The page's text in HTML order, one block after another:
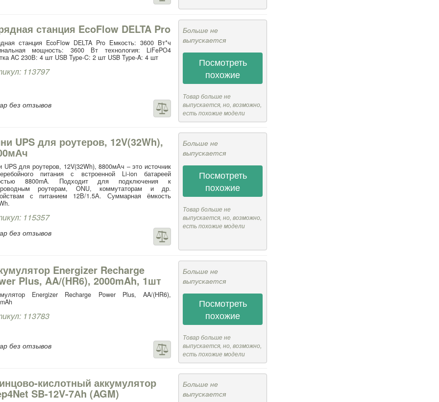
станция EcoFlow DELTA Pro
станция EcoFlow DELTA Pro Емкость: 3600 Вт*ч
мощность: 3600 Вт технология: LiFePO4
AC 230В: 4 шт USB Type-C: 2 шт USB Type-A: 4 шт
113797
без отзывов
Больше не
выпускается
Посмотреть
похожие
Товар больше не
выпускается, но, возможно,
есть похожие модели
UPS для роутеров, 12V(32Wh),
UPS для роутеров, 12V(32Wh), 8800мАч – это источник
питания с встроенной Li-ion батареей
8800mA. Подходит для подключения к
роутерам, ONU, коммутаторам и др.
с питанием 12В/1.5А. Суммарная ёмкость
115357
без отзывов
Больше не
выпускается
Посмотреть
похожие
Товар больше не
выпускается, но, возможно,
есть похожие модели
Energizer Recharge
Plus, AA/(HR6), 2000mAh, 1шт
Energizer Recharge Power Plus, AA/(HR6),
113783
без отзывов
Больше не
выпускается
Посмотреть
похожие
Товар больше не
выпускается, но, возможно,
есть похожие модели
кислотный аккумулятор
SB-12V-7Аh (AGM)
Больше не
выпускается